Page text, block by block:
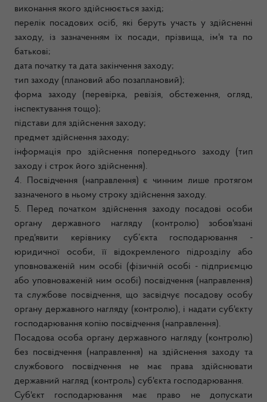
виконання якого здійснюється захід;
перелік посадових осіб, які беруть участь у здійсненні
заходу, із зазначенням їх посади, прізвища, ім'я та по
батькові;
дата початку та дата закінчення заходу;
тип заходу (плановий або позаплановий);
форма заходу (перевірка, ревізія, обстеження, огляд,
інспектування тощо);
підстави для здійснення заходу;
предмет здійснення заходу;
інформація про здійснення попереднього заходу (тип
заходу і строк його здійснення).
4. Посвідчення (направлення) є чинним лише протягом
зазначеного в ньому строку здійснення заходу.
5. Перед початком здійснення заходу посадові особи
органу державного нагляду (контролю) зобов'язані
пред'явити керівнику суб’єкта господарювання -
юридичної особи, її відокремленого підрозділу або
уповноваженій ним особі (фізичній особі - підприємцю
або уповноваженій ним особі) посвідчення (направлення)
та службове посвідчення, що засвідчує посадову особу
органу державного нагляду (контролю), і надати суб'єкту
господарювання копію посвідчення (направлення).
Посадова особа органу державного нагляду (контролю)
без посвідчення (направлення) на здійснення заходу та
службового посвідчення не має права здійснювати
державний нагляд (контроль) суб'єкта господарювання.
Суб'єкт господарювання має право не допускати